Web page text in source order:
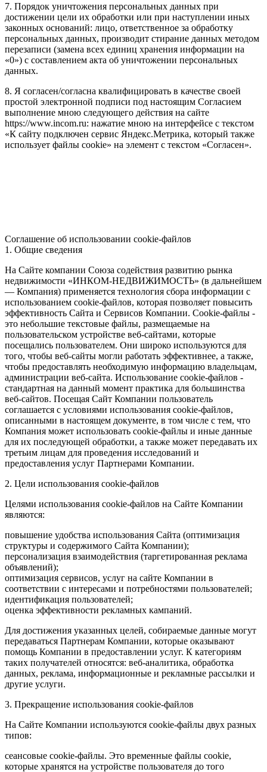
7. Порядок уничтожения персональных данных при
достижении цели их обработки или при наступлении иных
законных оснований: лицо, ответственное за обработку
персональных данных, производит стирание данных методом
перезаписи (замена всех единиц хранения информации на
«0») с составлением акта об уничтожении персональных
данных.
8. Я согласен/согласна квалифицировать в качестве своей
простой электронной подписи под настоящим Согласием
выполнение мною следующего действия на сайте
https://www.incom.ru: нажатие мною на интерфейсе с текстом
«К сайту подключен сервис Яндекс.Метрика, который также
использует файлы cookie» на элемент с текстом «Согласен».
Соглашение об использовании cookie-файлов
1. Общие сведения
На Сайте компании Союза содействия развитию рынка
недвижимости «ИНКОМ-НЕДВИЖИМОСТЬ» (в дальнейшем
— Компания) применяется технология сбора информации с
использованием cookie-файлов, которая позволяет повысить
эффективность Сайта и Сервисов Компании. Сookie-файлы -
это небольшие текстовые файлы, размещаемые на
пользовательском устройстве веб-сайтами, которые
посещались пользователем. Они широко используются для
того, чтобы веб-сайты могли работать эффективнее, а также,
чтобы предоставлять необходимую информацию владельцам,
администрации веб-сайта. Использование cookie-файлов -
стандартная на данный момент практика для большинства
веб-сайтов. Посещая Сайт Компании пользователь
соглашается с условиями использования cookie-файлов,
описанными в настоящем документе, в том числе с тем, что
Компания может использовать cookie-файлы и иные данные
для их последующей обработки, а также может передавать их
третьим лицам для проведения исследований и
предоставления услуг Партнерами Компании.
2. Цели использования cookie-файлов
Целями использования cookie-файлов на Сайте Компании
являются:
повышение удобства использования Сайта (оптимизация
структуры и содержимого Сайта Компании);
персонализация взаимодействия (таргетированная реклама
объявлений);
оптимизация сервисов, услуг на сайте Компании в
соответствии с интересами и потребностями пользователей;
идентификация пользователей;
оценка эффективности рекламных кампаний.
Для достижения указанных целей, собираемые данные могут
передаваться Партнерам Компании, которые оказывают
помощь Компании в предоставлении услуг. К категориям
таких получателей относятся: веб-аналитика, обработка
данных, реклама, информационные и рекламные рассылки и
другие услуги.
3. Прекращение использования cookie-файлов
На Сайте Компании используются cookie-файлы двух разных
типов:
сеансовые cookie-файлы. Это временные файлы cookie,
которые хранятся на устройстве пользователя до того